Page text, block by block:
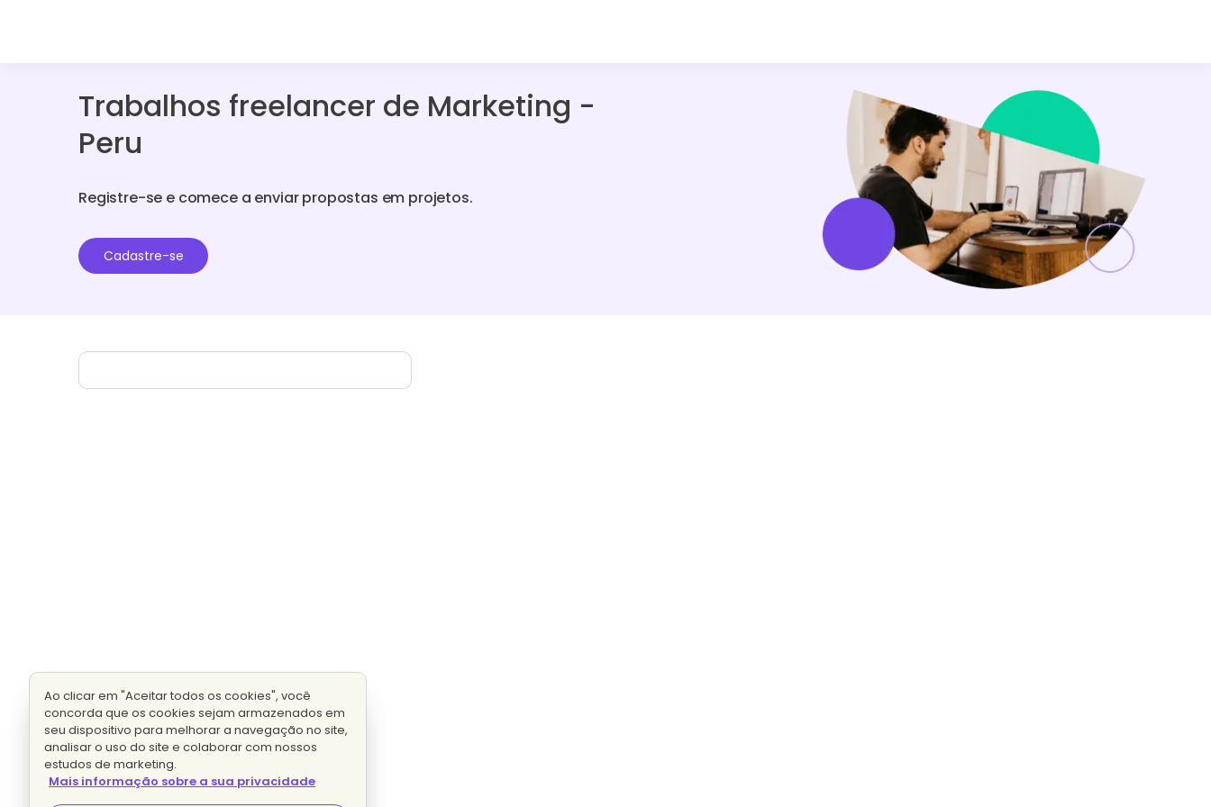
Trabalhos freelancer de Marketing -
Peru
Registre-se e comece a enviar propostas em projetos.
Cadastre-se
Ao clicar em "Aceitar todos os cookies", você
concorda que os cookies sejam armazenados em
seu dispositivo para melhorar a navegação no site,
analisar o uso do site e colaborar com nossos
estudos de marketing.
Mais informação sobre a sua privacidade